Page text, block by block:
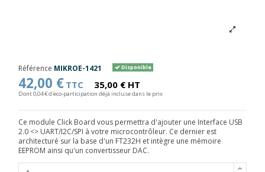
Référence MIKROE-1421 Disponible
42,00 € TTC 35,00 € HT
Dont 0,04 € d'eco-participation déjà incluse dans le prix
Ce module Click Board vous permettra d'ajouter une Interface USB
2.0 <> UART/I2C/SPI à votre microcontrôleur. Ce dernier est
architecturé sur la base d'un FT232H et intègre une mémoire
EEPROM ainsi qu'un convertisseur DAC.